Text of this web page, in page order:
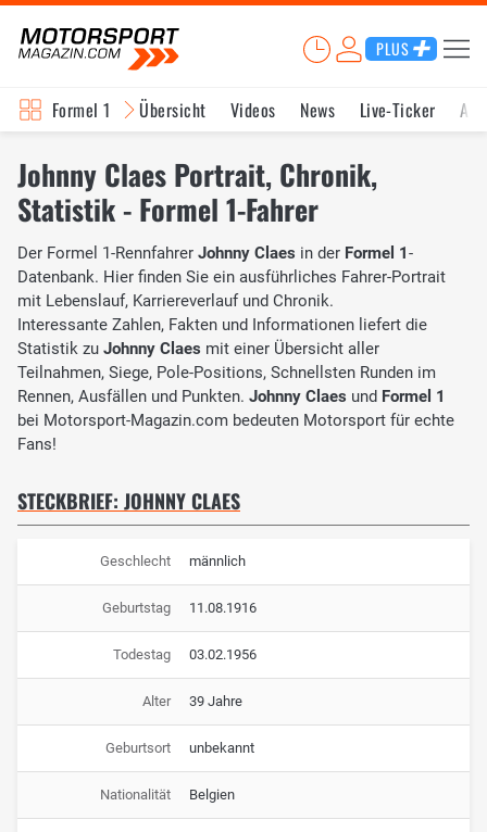
PLUS
Formel 1 Übersicht Videos News Live-Ticker
Johnny Claes Portrait, Chronik,
Statistik - Formel 1-Fahrer
Der Formel 1-Rennfahrer Johnny Claes in der Formel 1-
Datenbank. Hier finden Sie ein ausführliches Fahrer-Portrait
mit Lebenslauf, Karriereverlauf und Chronik.
Interessante Zahlen, Fakten und Informationen liefert die
Statistik zu Johnny Claes mit einer Übersicht aller
Teilnahmen, Siege, Pole-Positions, Schnellsten Runden im
Rennen, Ausfällen und Punkten. Johnny Claes und Formel 1
bei Motorsport-Magazin.com bedeuten Motorsport für echte
Fans!
STECKBRIEF: JOHNNY CLAES
Geschlecht männlich
Geburtstag 11.08.1916
Todestag 03.02.1956
Alter 39 Jahre
Geburtsort unbekannt
Nationalität Belgien